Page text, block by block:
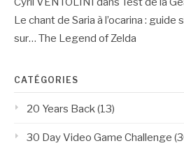
Le chant de Saria à l’ocarina : guide
sur… The Legend of Zelda
CATÉGORIES
20 Years Back(13)
30 Day Video Game Challenge